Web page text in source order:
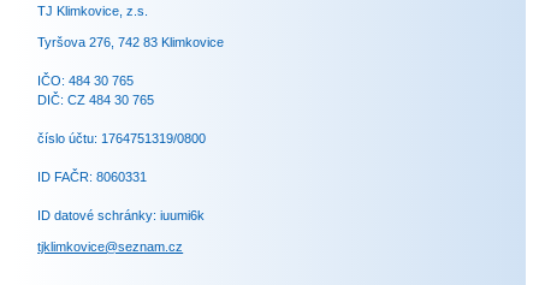
TJ Klimkovice, z.s.
Tyršova 276, 742 83 Klimkovice
IČO: 484 30 765
DIČ: CZ 484 30 765
číslo účtu: 1764751319/0800
ID FAČR: 8060331
ID datové schránky: iuumi6k
tjklimkovice@seznam.cz